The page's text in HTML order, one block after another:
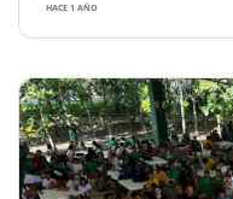
HACE 1 AÑO